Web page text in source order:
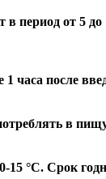
в период от 5
часа после
в
°С. Срок